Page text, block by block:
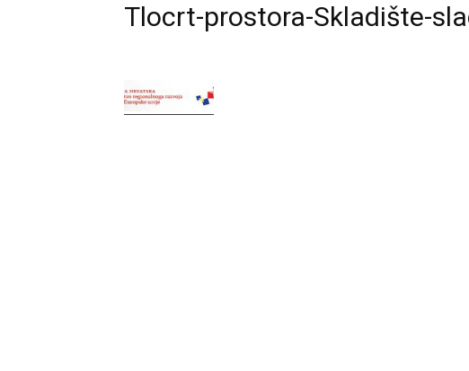
Tlocrt-prostora-Skladište-